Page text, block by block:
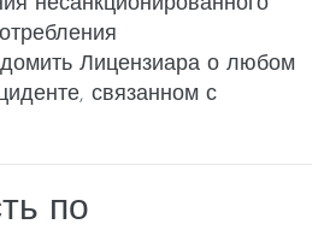
Лицензиара о любом
связанном с
по